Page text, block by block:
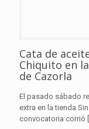
Cata de
Chiquito en
de Cazorla
El pasado sábado
extra en la tienda
convocatoria corrió